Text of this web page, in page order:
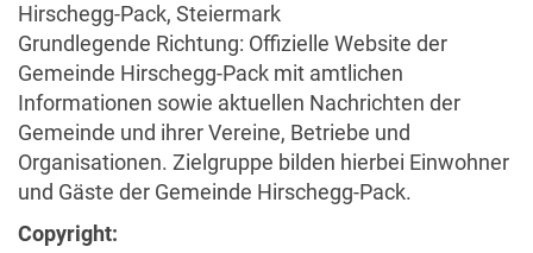
Hirschegg-Pack, Steiermark
Grundlegende Richtung: Offizielle Website der
Gemeinde Hirschegg-Pack mit amtlichen
Informationen sowie aktuellen Nachrichten der
Gemeinde und ihrer Vereine, Betriebe und
Organisationen. Zielgruppe bilden hierbei Einwohner
und Gäste der Gemeinde Hirschegg-Pack.
Copyright: